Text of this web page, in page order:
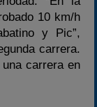
10 km/h
y Pic”,
carrera.
carrera en